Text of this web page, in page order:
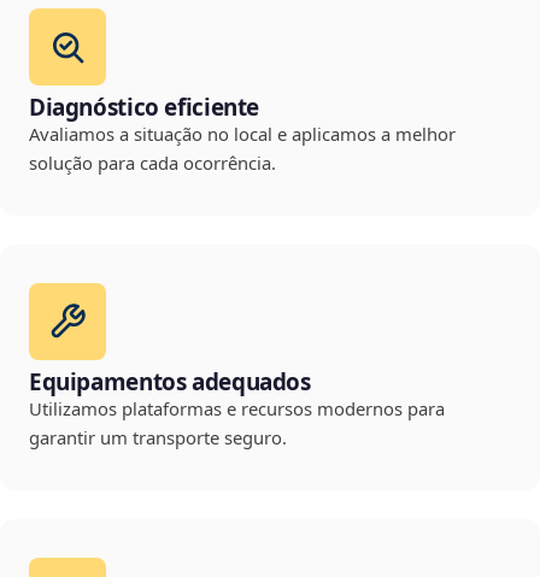
Diagnóstico eficiente
Avaliamos a situação no local e aplicamos a melhor
solução para cada ocorrência.
Equipamentos adequados
Utilizamos plataformas e recursos modernos para
garantir um transporte seguro.